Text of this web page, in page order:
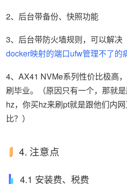
2、后台带备份、快照功能
3、后台带防火墙规则，可以解决
docker映射的端口ufw管理不了的
4、AX41 NVMe系列性价比极高
刷毕业。（原因只有一个，那就
hz，你买hz来刷pt就是跟他们内
比？）
4. 注意点
4.1 安装费、税费